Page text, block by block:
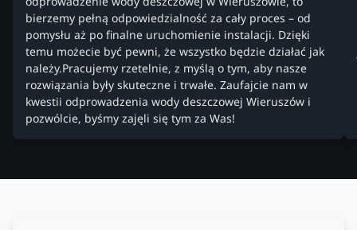
bierzemy pełną odpowiedzialność za cały proces – od
pomysłu aż po finalne uruchomienie instalacji. Dzięki
temu możecie być pewni, że wszystko będzie działać jak
należy.Pracujemy rzetelnie, z myślą o tym, aby nasze
rozwiązania były skuteczne i trwałe. Zaufajcie nam w
kwestii odprowadzenia wody deszczowej Wieruszów i
pozwólcie, byśmy zajęli się tym za Was!